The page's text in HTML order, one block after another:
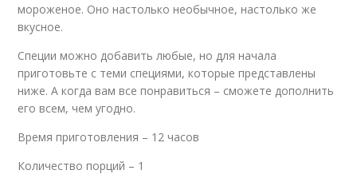
мороженое. Оно настолько необычное, настолько же
вкусное.
Специи можно добавить любые, но для начала
приготовьте с теми специями, которые представлены
ниже. А когда вам все понравиться – сможете дополнить
его всем, чем угодно.
Время приготовления – 12 часов
Количество порций – 1